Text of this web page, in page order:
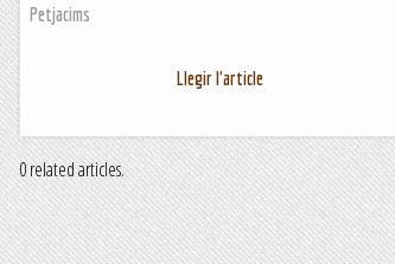
Petjacims
Llegir l'article
0 related articles.